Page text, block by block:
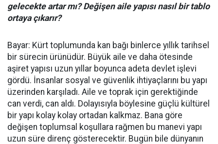
gelecekte artar mı? Değişen aile yapısı nasıl bir tablo
ortaya çıkarır?
Bayar: Kürt toplumunda kan bağı binlerce yıllık tarihsel
bir sürecin ürünüdür. Büyük aile ve daha ötesinde
aşiret yapısı uzun yıllar boyunca adeta devlet işlevi
gördü. İnsanlar sosyal ve güvenlik ihtiyaçlarını bu yapı
üzerinden karşıladı. Aile ve toprak için gerektiğinde
can verdi, can aldı. Dolayısıyla böylesine güçlü kültürel
bir yapı kolay kolay ortadan kalkmaz. Bana göre
değişen toplumsal koşullara rağmen bu manevi yapı
uzun süre direnç gösterecektir. Bugün bile dünyanın